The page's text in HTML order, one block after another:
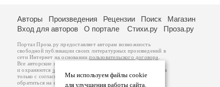
Мы используем файлы cookie
для улучшения работы сайта.
Авторы Произведения Рецензии Поиск
Магазин
Вход для авторов
О портале Стихи.ру Проза.ру
Портал Проза.ру предоставляет авторам возможность
свободной публикации своих литературных произведений в
сети Интернет на основаниипользовательского договора
Все авторские права на произведения принадлежат авторам
и охраняются законом
. Перепечатка произведений возможна
только с согласия его автора, к которому вы можете
обратиться на его авторской странице. Ответственность за